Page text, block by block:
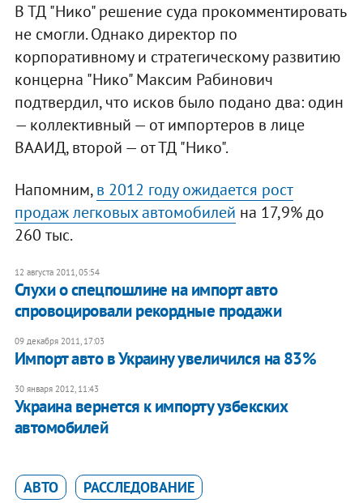
В ТД "Нико" решение суда прокомментировать
не смогли. Однако директор по
корпоративному и стратегическому развитию
концерна "Нико" Максим Рабинович
подтвердил, что исков было подано два: один
— коллективный — от импортеров в лице
ВААИД, второй — от ТД "Нико".
Напомним,в 2012 году ожидается рост
продаж легковых автомобилей на 17,9% до
260 тыс.
12 августа 2011, 05:54
Слухи о спецпошлине на импорт авто
спровоцировали рекордные продажи
09 декабря 2011, 17:03
Импорт авто в Украину увеличился на 83%
30 января 2012, 11:43
Украина вернется к импорту узбекских
автомобилей
АВТО РАССЛЕДОВАНИЕ